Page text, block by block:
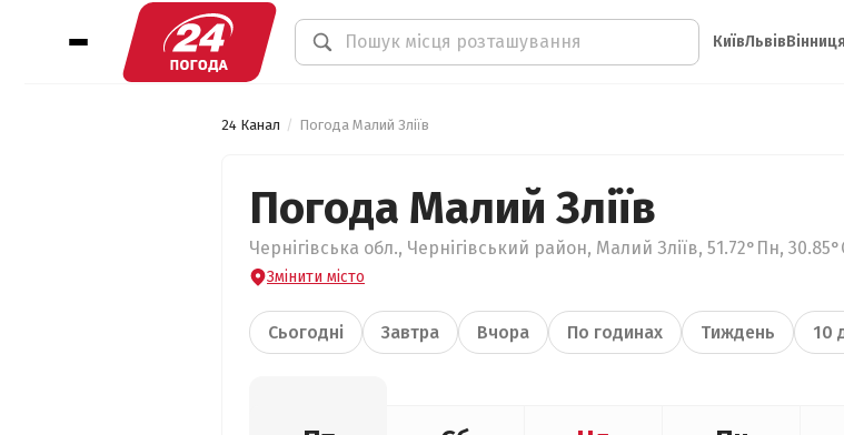
КиївЛьвівВінниця
24 Канал Погода Малий Зліїв
Погода Малий Зліїв
Чернігівська обл., Чернігівський район, Малий Зліїв, 51.72°Пн,
Змінити місто
Сьогодні Завтра Вчора По годинах Тиждень 10